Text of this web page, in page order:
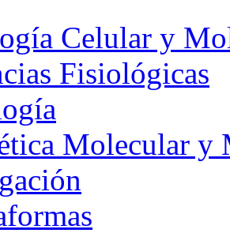
Celular y
Fisiológicas
Molecular